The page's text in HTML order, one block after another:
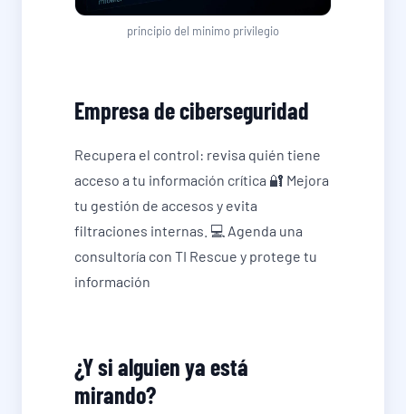
principio del minimo privilegio
Empresa de ciberseguridad
Recupera el control: revisa quién tiene
acceso a tu información crítica 🔐 Mejora
tu gestión de accesos y evita
filtraciones internas. 💻 Agenda una
consultoría con TI Rescue y protege tu
información
¿Y si alguien ya está
mirando?